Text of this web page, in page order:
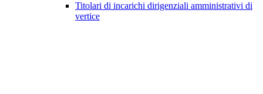
Titolari di incarichi dirigenziali amministrativi di
vertice